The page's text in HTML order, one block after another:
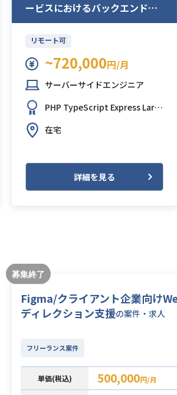
ービスにおけるバックエンド開
発
リモート可
~720,000円/月
サーバーサイドエンジニア
PHP TypeScript Express Lara
n Web Services)
在宅
詳細を見る
Figma/クライアント企業向け
ディレクション支援の案件・求人
フリーランス案件
単価(税込) 500,000円/月